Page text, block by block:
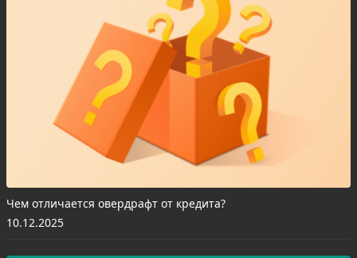
Чем отличается овердрафт от кредита?
10.12.2025